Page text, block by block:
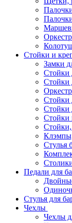
Стойки и
Замки
Стойки
Стойки
Стойки
Стойки
Стойки
Стойки,
Стулья
Педали для
Стулья для
Чехлы
Чехлы